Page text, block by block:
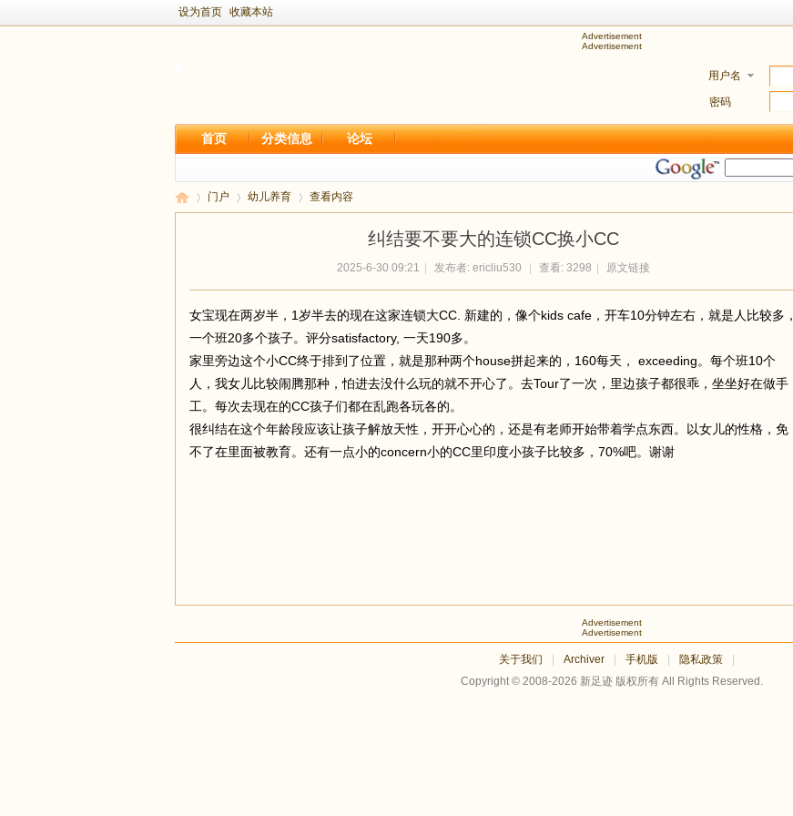
设为首页 收藏本站
Advertisement
Advertisement
用户名
密码
首页 分类信息 论坛
迹
门户 幼儿养育 查看内容
纠结要不要大的连锁CC换小CC
2025-6-30 09:21 发布者: ericliu530 查看: 3298 原文链接
女宝现在两岁半，1岁半去的现在这家连锁大CC. 新建的，像个kids cafe，开车10分钟左右，就是人比较多，
一个班20多个孩子。评分satisfactory, 一天190多。
家里旁边这个小CC终于排到了位置，就是那种两个house拼起来的，160每天， exceeding。每个班10个
人，我女儿比较闹腾那种，怕进去没什么玩的就不开心了。去Tour了一次，里边孩子都很乖，坐坐好在做手
工。每次去现在的CC孩子们都在乱跑各玩各的。
很纠结在这个年龄段应该让孩子解放天性，开开心心的，还是有老师开始带着学点东西。以女儿的性格，免
不了在里面被教育。还有一点小的concern小的CC里印度小孩子比较多，70%吧。谢谢
Advertisement
Advertisement
关于我们 Archiver 手机版 隐私政策
Copyright © 2008-2026 新足迹 版权所有 All Rights Reserved.